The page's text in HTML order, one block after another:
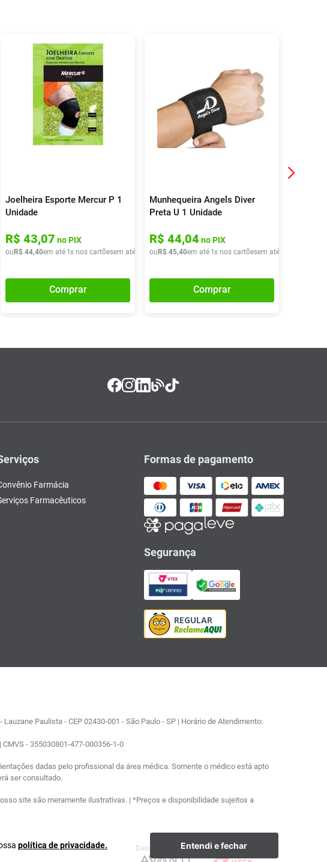
x deR$ 58,72
Joelheira Esporte Mercur P 1
Unidade
R$ 43,07 no PIX
ou R$ 44,40em até 1x nos cartõesem até x deR$ 44,40
Comprar
Munhequeira Angels Diver
Preta U 1 Unidade
R$ 44,04 no PIX
ou R$ 45,40em até 1x nos cartõesem até
Comprar
política de privacidade. Entendi e fechar
Farmácia
Farmacêuticos
Formas de pagamento
Segurança
Paulista - CEP 02430-001 - São Paulo - SP | Horário de Atendimento:
- 355030801-477-000356-1-0
dadas pelo profissional da área médica. Somente o médico está apto
ser consultado.
site são meramente ilustrativas. | *Preços e disponibilidade sujeitos a
Desenvolvimento Plataforma